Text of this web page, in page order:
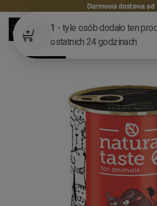
Darmowa dostawa od